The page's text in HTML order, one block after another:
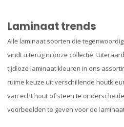
Laminaat trends
Alle laminaat soorten die
vindt u terug in onze collectie.
tijdloze laminaat kleuren in ons
ruime keuze uit verschillende
van echt hout of steen te
voorbeelden te geven voor de